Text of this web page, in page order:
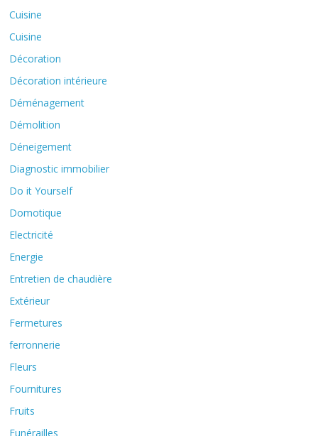
Cuisine
Cuisine
Décoration
Décoration intérieure
Déménagement
Démolition
Déneigement
Diagnostic immobilier
Do it Yourself
Domotique
Electricité
Energie
Entretien de chaudière
Extérieur
Fermetures
ferronnerie
Fleurs
Fournitures
Fruits
Funérailles